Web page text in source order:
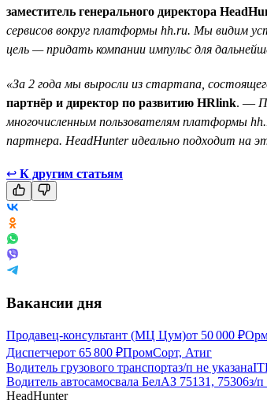
заместитель генерального директора
сервисов вокруг платформы hh.ru. Мы видим
цель — придать компании импульс для
«За 2 года мы выросли из стартапа,
партнёр и директор по развитию HRlink. —
многочисленным пользователям платформы
партнера. HeadHunter идеально подходит на
↩ К другим статьям
Вакансии дня
Продавец-консультант (МЦ Цум)от 50 000 ₽
Диспетчерот 65 800 ₽ПромCорт, Атиг
Водитель грузового транспортаз/п не указана
Водитель автосамосвала БелАЗ 75131, 75306з/п
HeadHunter